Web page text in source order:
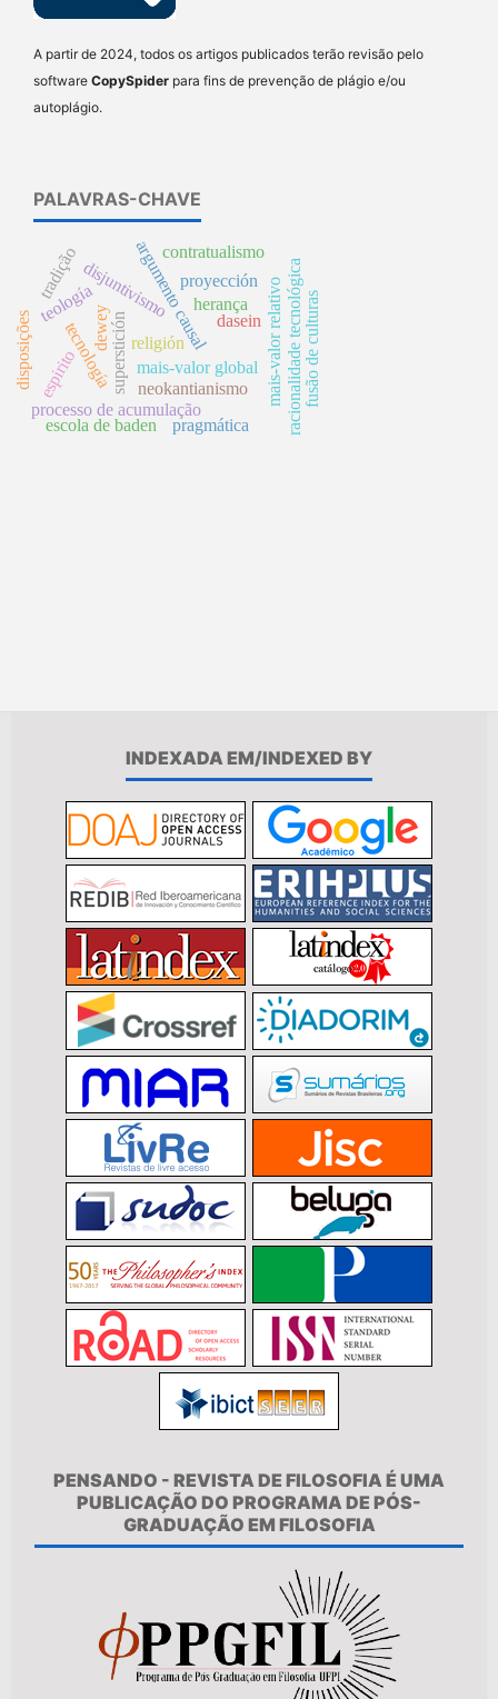
A partir de 2024, todos os artigos publicados terão revisão pelo
software CopySpider para fins de prevenção de plágio e/ou
autoplágio.
PALAVRAS-CHAVE
argumento causal
superstición
proyección
processo de acumulação
mais-valor global mais-valor relativo
disjuntivismo
religión racionalidade tecnológica
tecnología
dewey
teología
espirito
neokantianismo
escola de baden
dasein
herança
tradição
fusão de culturas
pragmática
contratualismo
disposições
INDEXADA EM/INDEXED BY
PENSANDO - REVISTA DE FILOSOFIA É UMA
PUBLICAÇÃO DO PROGRAMA DE PÓS-
GRADUAÇÃO EM FILOSOFIA